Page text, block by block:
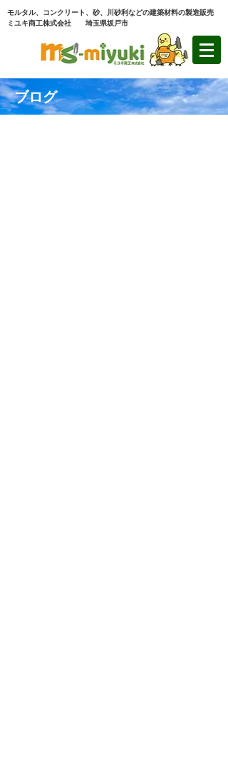
モルタル、コンクリート、砂、川砂利などの建築材料の製造販売
ミユキ商工株式会社 埼玉県坂戸市
ブログ